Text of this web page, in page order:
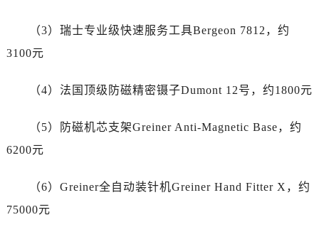
吉林省长春市朝阳区西安大路727号中银大厦A座(旺进大厦)18层09室爱彼售后服务中心（需提前预约）
呼和浩特市玉泉区大学西街70号华润万象城写字楼（鄂尔多斯大厦）23层2326室爱彼售后服务中心（需提前预约）
（3）瑞士专业级快速服务工具Bergeon 7812，约
3100元
（4）法国顶级防磁精密镊子Dumont 12号，约1800元
（5）防磁机芯支架Greiner Anti-Magnetic Base，约
6200元
（6）Greiner全自动装针机Greiner Hand Fitter X，约
75000元